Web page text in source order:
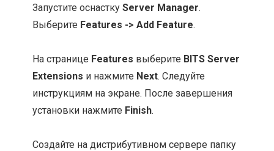
Запустите оснасткуServer Manager.
Выберите Features -> Add Feature.
На странице Features выберите BITS Server
Extensions и нажмите Next. Следуйте
инструкциям на экране. После завершения
установки нажмите Finish.
Создайте на дистрибутивном сервере папку